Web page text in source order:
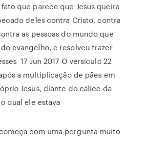
que parece que Jesus queira
deles contra Cristo, contra
as pessoas do mundo que
evangelho, e resolveu trazer
17 Jun 2017 O versículo 22
a multiplicação de pães em
Jesus, diante do cálice da
qual ele estava
com uma pergunta muito